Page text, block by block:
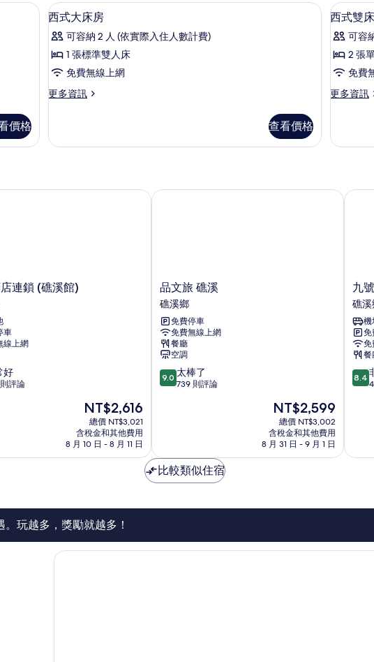
床
的
所
有
相
片
張
單
人
床
詳
情
雙
人
床
的
所
有
片
張
標
準
雙
床
的
詳
簾、隔音、免費搖籃/嬰兒床
價格
顯
示
西
式
床
的
相
客房內保險箱、遮光布/窗簾、隔音、免費搖籃/
5
西式大床房
可容納 2 人 (依實際入住人數計費)
1 張標準雙人床
免費無線上網
更多資訊
更
大
詳
查看價格
顯
示
西
式
床
的
相
6
西式雙
可容
2 張
免費
更多資訊
更
雙
詳
連鎖 (礁溪館)
車
線上網
好
評論
現
在
價
格
為
NT$2,616
總價 NT$3,021
含稅金和其他費用
8 月 10 日 - 8 月 11 日
鎖 (礁溪館)
品
文
旅
礁
溪
礁
溪
鄉
品文旅 礁溪
礁溪鄉
免費停車
免費無線上網
餐廳
空調
9.0
分，
棒
了，
739
評
9.0 太棒了
739 則評論
現
在
價
格
為
NT$2,599
總價 NT$3,002
含稅金和其他費用
8 月 31 日 - 9 月 1 日
品文旅 礁溪
九
號
溫
泉
旅
店
礁
溪
鄉
九
礁溪
機
免
免
餐
8.4
分，
常
評
8.4
九號
比較類似住宿
玩越多，獎勵就越多！